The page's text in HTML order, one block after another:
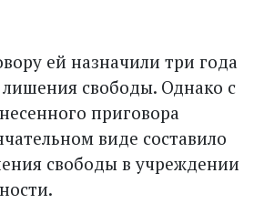
ей назначили три года
свободы. Однако с
приговора
виде составило
свободы в учреждении